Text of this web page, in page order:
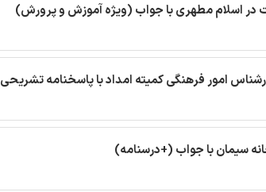
در اسلام مطهری با جواب (ویژه آموزش و پرورش)
امور فرهنگی کمیته امداد با پاسخنامه تشریحی
سیمان با جواب (+درسنامه)